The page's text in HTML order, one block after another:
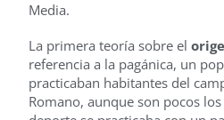
Media.
La primera teoría sobre el
referencia a la pagánica, un
practicaban habitantes del
Romano, aunque son pocos